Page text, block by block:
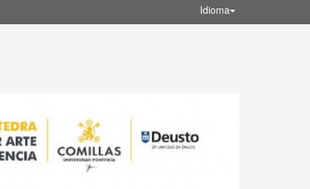
Idioma